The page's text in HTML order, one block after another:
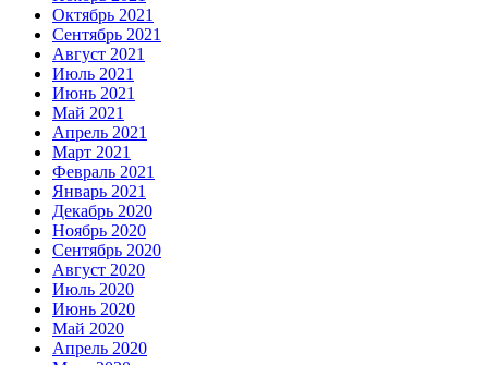
Октябрь 2021
Сентябрь 2021
Август 2021
Июль 2021
Июнь 2021
Май 2021
Апрель 2021
Март 2021
Февраль 2021
Январь 2021
Декабрь 2020
Ноябрь 2020
Сентябрь 2020
Август 2020
Июль 2020
Июнь 2020
Май 2020
Апрель 2020